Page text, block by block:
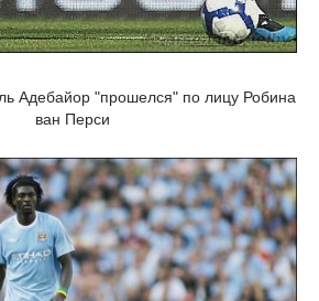
Адебайор "прошелся" по лицу Робина
ван Перси